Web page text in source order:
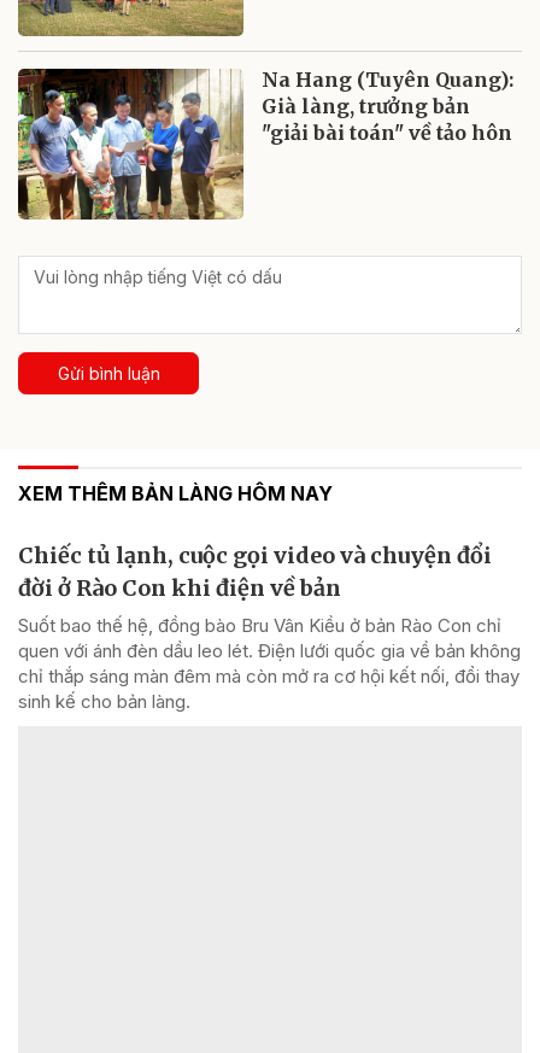
Na Hang (Tuyên Quang):
Già làng, trưởng bản
"giải bài toán" về tảo hôn
Gửi bình luận
XEM THÊM BẢN LÀNG HÔM NAY
Chiếc tủ lạnh, cuộc gọi video và chuyện đổi
đời ở Rào Con khi điện về bản
Suốt bao thế hệ, đồng bào Bru Vân Kiều ở bản Rào Con chỉ
quen với ánh đèn dầu leo lét. Điện lưới quốc gia về bản không
chỉ thắp sáng màn đêm mà còn mở ra cơ hội kết nối, đổi thay
sinh kế cho bản làng.